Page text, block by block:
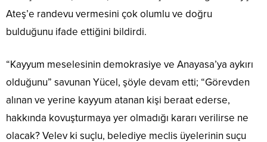
Ateş’e randevu vermesini çok olumlu ve doğru
bulduğunu ifade ettiğini bildirdi.
“Kayyum meselesinin demokrasiye ve Anayasa’ya aykırı
olduğunu” savunan Yücel, şöyle devam etti; “Görevden
alınan ve yerine kayyum atanan kişi beraat ederse,
hakkında kovuşturmaya yer olmadığı kararı verilirse ne
olacak? Velev ki suçlu, belediye meclis üyelerinin suçu